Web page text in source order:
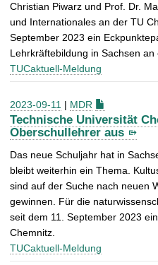
Christian Piwarz und Prof. Dr.
und Internationales an der TU
September 2023 ein
Lehrkräftebildung in Sachsen an
TUCaktuell-Meldung
2023-09-11 | MDR
Technische Universität
Oberschullehrer aus
Das neue Schuljahr hat in
bleibt weiterhin ein Thema.
sind auf der Suche nach neuen
gewinnen. Für die
seit dem 11. September 2023
Chemnitz.
TUCaktuell-Meldung